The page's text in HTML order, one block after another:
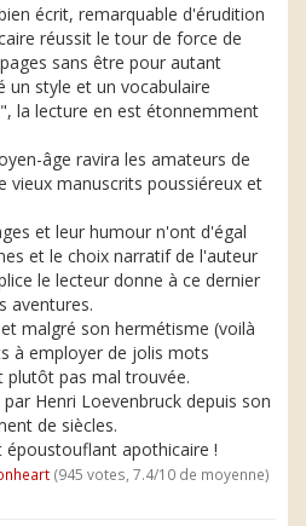
écrit, remarquable d'érudition
réussit le tour de force de
sans être pour autant
un style et un vocabulaire
la lecture en est étonnemment
âge ravira les amateurs de
vieux manuscrits poussiéreux et
et leur humour n'ont d'égal
et le choix narratif de l'auteur
le lecteur donne à ce dernier
aventures.
malgré son hermétisme (voilà
à employer de jolis mots
plutôt pas mal trouvée.
Henri Loevenbruck depuis son
de siècles.
apothicaire !
(945 votes, 7.4/10 de moyenne)